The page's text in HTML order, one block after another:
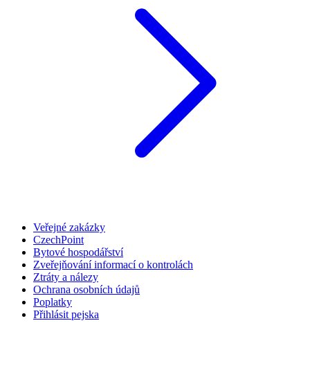
Veřejné zakázky
CzechPoint
Bytové hospodářství
Zveřejňování informací o kontrolách
Ztráty a nálezy
Ochrana osobních údajů
Poplatky
Přihlásit pejska